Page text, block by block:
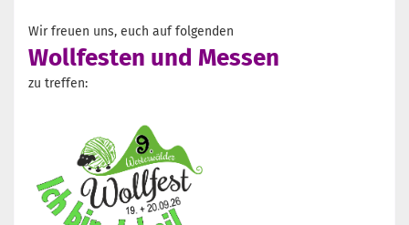
Wir freuen uns, euch auf folgenden
Wollfesten und Messen
zu treffen: